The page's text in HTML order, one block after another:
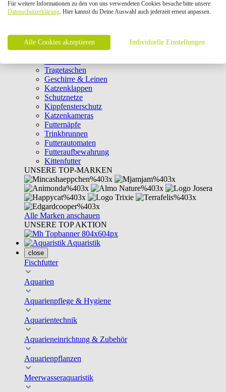
Intelligenzspielzeug
Laserpointer & Elektrospielzeug
Clicker & Target Sticks für Katzen
Weiteres Katzenspielzeug
Transportboxen
Tragetaschen
Geschirre & Leinen
Katzenklappen
Schutznetze
Kippfensterschutz
Katzenkameras
Futternäpfe
Trinkbrunnen
Futterautomaten
Futteraufbewahrung
Kittenfutter
UNSERE TOP-MARKEN
Alle Marken anschauen
UNSERE TOP AKTION
Aquaristik
close
Fischfutter
Aquarien
Aquarienpflege & Hygiene
Aquarientechnik
Aquarieneinrichtung & Zubehör
Aquarienpflanzen
Meerwasseraquaristik
Für weitere Informationen zu den von uns verwendeten Cookies besuche bitte unsere
Datenschutzerklärung. Hier kannst du Deine Auswahl auch jederzeit erneut anpassen.
Alle Cookies akzeptieren Individuelle Einstellungen